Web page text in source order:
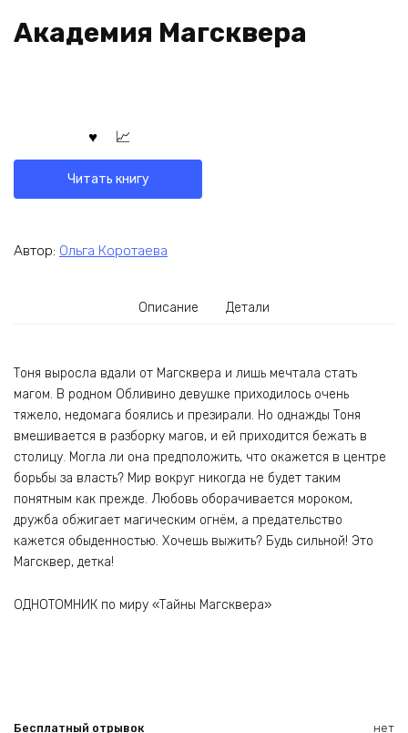
Академия Магсквера
Читать книгу
Автор: Ольга Коротаева
Описание Детали
Тоня выросла вдали от Магсквера и лишь мечтала стать
магом. В родном Обливино девушке приходилось очень
тяжело, недомага боялись и презирали. Но однажды Тоня
вмешивается в разборку магов, и ей приходится бежать в
столицу. Могла ли она предположить, что окажется в центре
борьбы за власть? Мир вокруг никогда не будет таким
понятным как прежде. Любовь оборачивается мороком,
дружба обжигает магическим огнём, а предательство
кажется обыденностью. Хочешь выжить? Будь сильной! Это
Магсквер, детка!
ОДНОТОМНИК по миру «Тайны Магсквера»
Бесплатный отрывок нет